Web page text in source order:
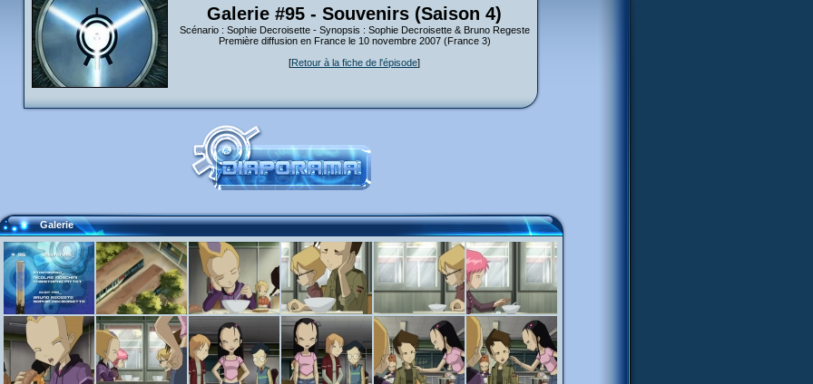
Galerie #95 - Souvenirs (Saison 4)
Scénario : Sophie Decroisette - Synopsis : Sophie Decroisette & Bruno Regeste
Première diffusion en France le 10 novembre 2007 (France 3)
[Retour à la fiche de l'épisode]
Galerie